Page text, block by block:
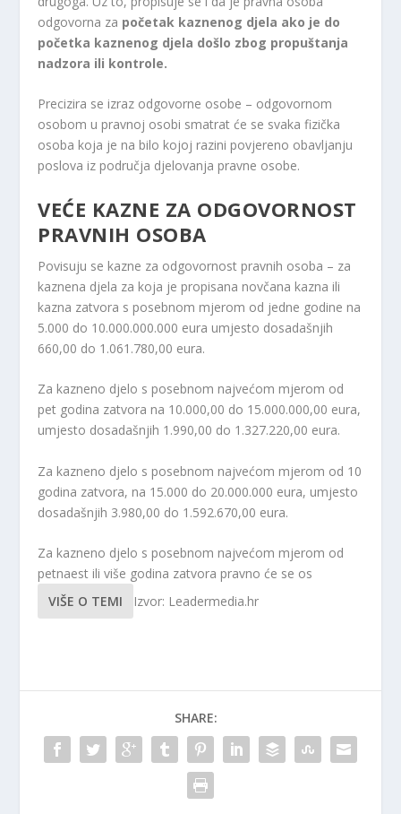
odgovorna za početak kaznenog djela ako je do
početka kaznenog djela došlo zbog propuštanja
nadzora ili kontrole.
Precizira se izraz odgovorne osobe – odgovornom
osobom u pravnoj osobi smatrat će se svaka fizička
osoba koja je na bilo kojoj razini povjereno obavljanju
poslova iz područja djelovanja pravne osobe.
VEĆE KAZNE ZA ODGOVORNOST
PRAVNIH OSOBA
Povisuju se kazne za odgovornost pravnih osoba – za
kaznena djela za koja je propisana novčana kazna ili
kazna zatvora s posebnom mjerom od jedne godine na
5.000 do 10.000.000.000 eura umjesto dosadašnjih
660,00 do 1.061.780,00 eura.
Za kazneno djelo s posebnom najvećom mjerom od
pet godina zatvora na 10.000,00 do 15.000.000,00 eura,
umjesto dosadašnjih 1.990,00 do 1.327.220,00 eura.
Za kazneno djelo s posebnom najvećom mjerom od 10
godina zatvora, na 15.000 do 20.000.000 eura, umjesto
dosadašnjih 3.980,00 do 1.592.670,00 eura.
Za kazneno djelo s posebnom najvećom mjerom od
petnaest ili više godina zatvora pravno će se os
VIŠE O TEMI
Izvor: Leadermedia.hr
SHARE: